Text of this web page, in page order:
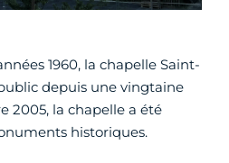
1960, la chapelle Saint-
depuis une vingtaine
2005, la chapelle a été
historiques.